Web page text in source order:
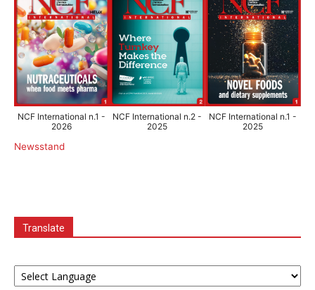
NCF International n.1 -
2026
NCF International n.2 -
2025
NCF International n.1 -
2025
Newsstand
Translate